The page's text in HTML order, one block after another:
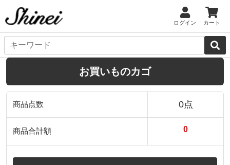
ログイン カート
お買いものカゴ
商品点数 0点
商品合計額 0